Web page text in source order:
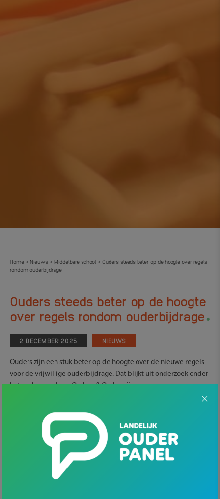
Home > Nieuws > Middelbare school > Ouders steeds beter op de hoogte over regels
rondom ouderbijdrage
Ouders steeds beter op de hoogte
over regels rondom ouderbijdrage.
2 DECEMBER 2025 NIEUWS
Ouders zijn een stuk beter op de hoogte over de nieuwe regels
voor de vrijwillige ouderbijdrage. Dat blijkt uit onderzoek onder
het ouderpanel van Ouders & Onderwijs.
hun ouders de ouderbijdrage niet betalen. Uit het onderzoek
blijkt dat 74% van de ouders hiervan op de hoogte is. In 2021
was dit nog slechts 44%.
Meeste ouders positief over de regels
Ouders krijgen elk jaar te maken met schoolkosten.